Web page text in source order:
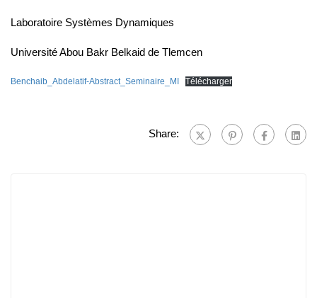
Laboratoire Systèmes Dynamiques
Université Abou Bakr Belkaid de Tlemcen
Benchaib_Abdelatif-Abstract_Seminaire_MI Télécharger
Share: